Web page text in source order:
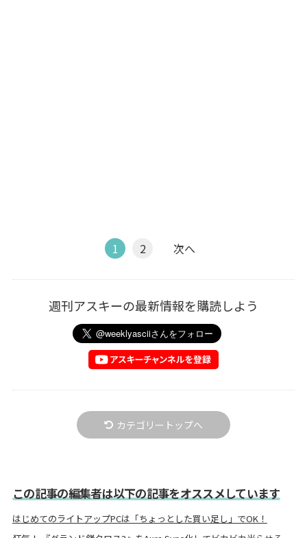
1 2 次へ
週刊アスキーの最新情報を購読しよう
カテゴリートップへ
この記事の編集者は以下の記事をオススメしています
はじめてのライトアップPCは「ちょっとした買い足し」でOK！